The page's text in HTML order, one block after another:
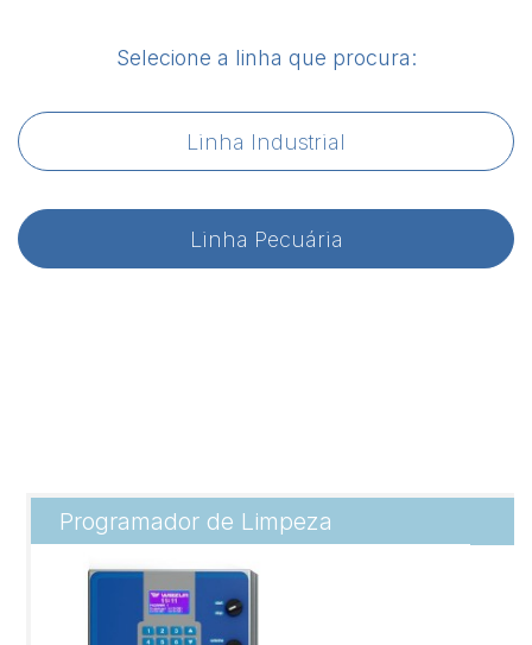
Selecione a linha que procura:
Linha Industrial
Linha Pecuária
Programador de Limpeza